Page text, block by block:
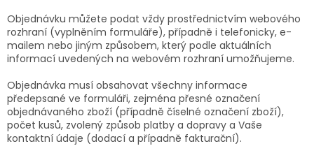
Objednávku můžete podat vždy prostřednictvím webového
rozhraní (vyplněním formuláře), případně i telefonicky, e-
mailem nebo jiným způsobem, který podle aktuálních
informací uvedených na webovém rozhraní umožňujeme.
Objednávka musí obsahovat všechny informace
předepsané ve formuláři, zejména přesné označení
objednávaného zboží (případně číselné označení zboží),
počet kusů, zvolený způsob platby a dopravy a Vaše
kontaktní údaje (dodací a případně fakturační).